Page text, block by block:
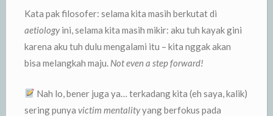
Kata pak filosofer: selama kita masih berkutat di
aetiologyini, selama kita masih mikir: aku tuh kayak gini
karena aku tuh dulu mengalami itu – kita nggak akan
bisa melangkah maju. Not even a step forward!
Nah lo, bener juga ya… terkadang kita (eh saya, kalik)
sering punya victim mentalityyang berfokus pada